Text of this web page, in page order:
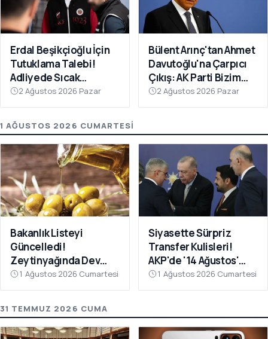
Erdal Beşikçioğlu İçin
Tutuklama Talebi!
Adliyede Sıcak
Dakikalar
2 Ağustos 2026 Pazar
Bülent Arınç'tan Ahmet
Davutoğlu'na Çarpıcı
Çıkış: AK Parti Bizim
Evimiz
2 Ağustos 2026 Pazar
1 AĞUSTOS 2026 CUMARTESI
Bakanlık Listeyi
Güncelledi!
Zeytinyağında Dev
Hile Belli Oldu
1 Ağustos 2026 Cumartesi
Siyasette Sürpriz
Transfer Kulisleri!
AKP'de '14 Ağustos'
Hareketliliği
1 Ağustos 2026 Cumartesi
31 TEMMUZ 2026 CUMA